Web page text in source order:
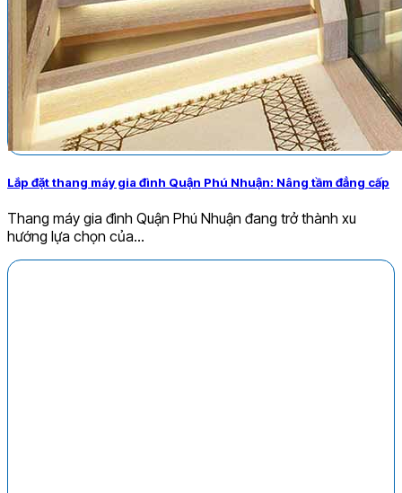
Lắp đặt thang máy gia đình Quận Phú Nhuận: Nâng tầm đẳng cấp
Thang máy gia đình Quận Phú Nhuận đang trở thành xu
hướng lựa chọn của...